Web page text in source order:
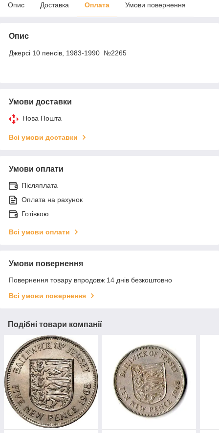
Опис Доставка Оплата Умови повернення
Опис
Джерсі 10 пенсів, 1983-1990 №2265
Умови доставки
Нова Пошта
Всі умови доставки
Умови оплати
Післяплата
Оплата на рахунок
Готівкою
Всі умови оплати
Умови повернення
Повернення товару впродовж 14 днів безкоштовно
Всі умови повернення
Подібні товари компанії